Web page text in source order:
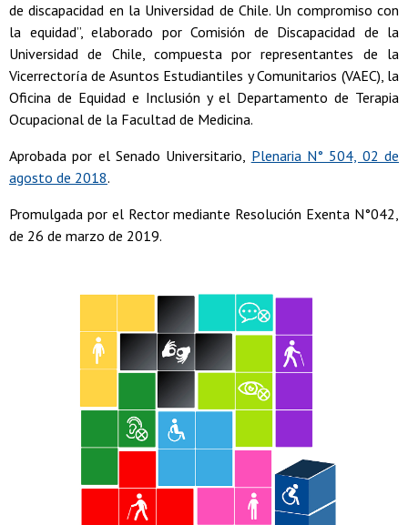
de discapacidad en la Universidad de Chile. Un compromiso con
la equidad”, elaborado por Comisión de Discapacidad de la
Universidad de Chile, compuesta por representantes de la
Vicerrectoría de Asuntos Estudiantiles y Comunitarios (VAEC), la
Oficina de Equidad e Inclusión y el Departamento de Terapia
Ocupacional de la Facultad de Medicina.
Aprobada por el Senado Universitario, Plenaria N° 504, 02 de
agosto de 2018.
Promulgada por el Rector mediante Resolución Exenta N°042,
de 26 de marzo de 2019.